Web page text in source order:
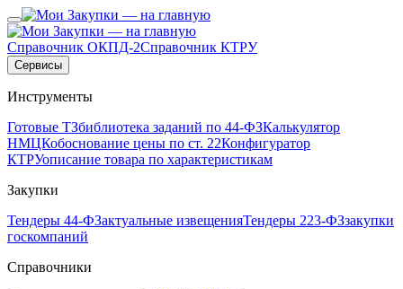
Справочник ОКПД-2Справочник КТРУ
Сервисы
Инструменты
Готовые ТЗбиблиотека заданий по 44-ФЗКалькулятор
НМЦКобоснование цены по ст. 22Конфигуратор
КТРУописание товара по характеристикам
Закупки
Тендеры 44-ФЗактуальные извещенияТендеры 223-ФЗзакупки
госкомпаний
Справочники